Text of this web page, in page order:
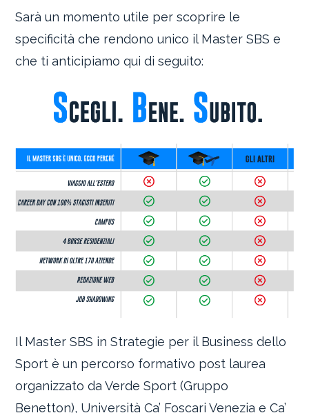
Sarà un momento utile per scoprire le
specificità che rendono unico il Master SBS e
che ti anticipiamo qui di seguito:
Il Master SBS in Strategie per il Business dello
Sport è un percorso formativo post laurea
organizzato da Verde Sport (Gruppo
Benetton), Università Ca’ Foscari Venezia e Ca’